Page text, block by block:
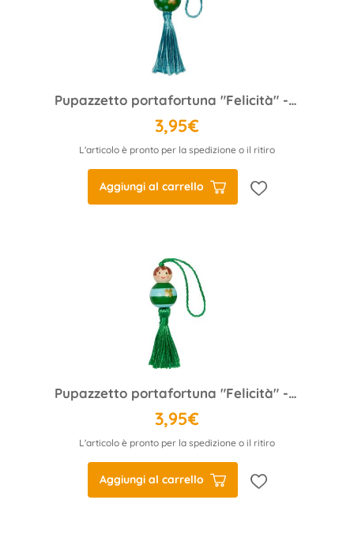
Pupazzetto portafortuna "Felicità" - Buona fortuna (Punti)
3,95€
L'articolo è pronto per la spedizione o il ritiro
Aggiungi al carrello
Pupazzetto portafortuna "Felicità" - Buona fortuna (Strisce)
3,95€
L'articolo è pronto per la spedizione o il ritiro
Aggiungi al carrello